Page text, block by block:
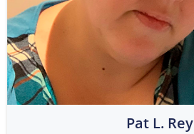
Pat L. Rey